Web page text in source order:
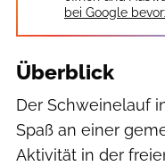
bei Google
Überblick
Der Schweinelauf
Spaß an einer
Aktivität in der